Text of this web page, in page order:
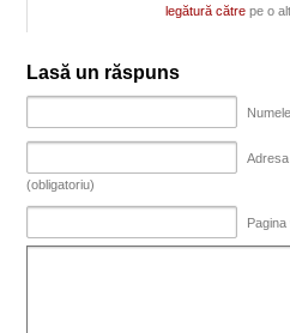
legătură către pe o
Lasă un răspuns
(obligatoriu)
Pagina